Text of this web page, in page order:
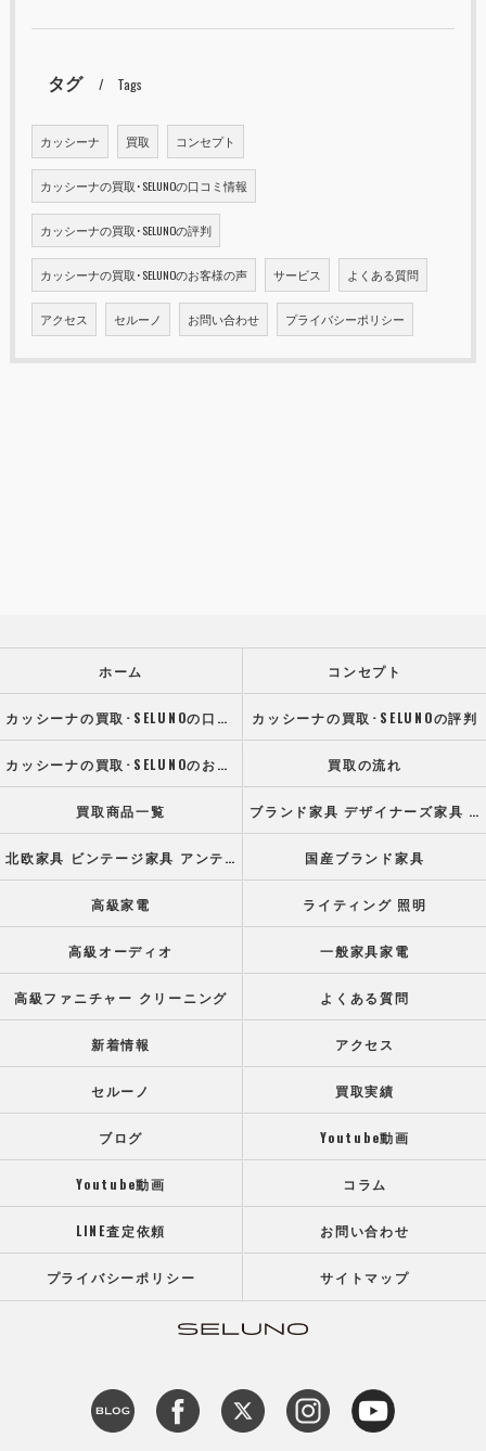
タグ Tags
カッシーナ 買取 コンセプト
カッシーナの買取･SELUNOの口コミ情報
カッシーナの買取･SELUNOの評判
カッシーナの買取･SELUNOのお客様の声 サービス よくある質問
アクセス セルーノ お問い合わせ プライバシーポリシー
ホーム コンセプト
カッシーナの買取･SELUNOの口コミ情報 カッシーナの買取･SELUNOの評判
カッシーナの買取･SELUNOのお客様の声 買取の流れ
買取商品一覧 ブランド家具 デザイナーズ家具 高級オフィス家具
北欧家具 ビンテージ家具 アンティーク家具 国産ブランド家具
高級家電 ライティング 照明
高級オーディオ 一般家具家電
高級ファニチャー クリーニング よくある質問
新着情報 アクセス
セルーノ 買取実績
ブログ Youtube動画
Youtube動画 コラム
LINE査定依頼 お問い合わせ
プライバシーポリシー サイトマップ